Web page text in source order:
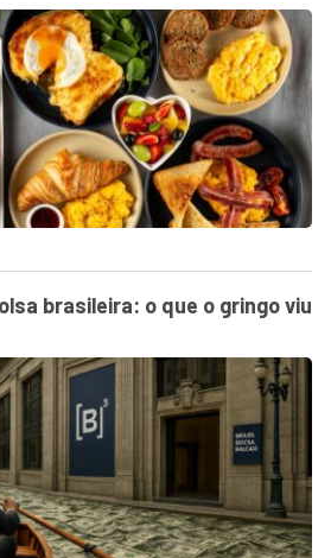
brasileira: o que o gringo viu